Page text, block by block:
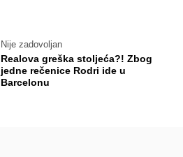
Nije zadovoljan
Realova greška stoljeća?! Zbog
jedne rečenice Rodri ide u
Barcelonu